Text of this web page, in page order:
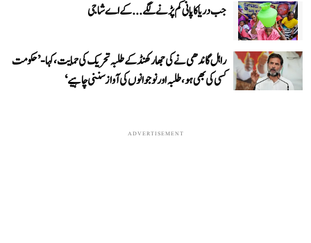
جب دریا کا پانی کم پڑنے لگے...کے اے شاجی
راہل گاندھی نے کی جھارکھنڈ کے طلبہ تحریک کی حمایت، کہا- ’حکومت
کسی کی بھی ہو، طلبہ اور نوجوانوں کی آواز سننی چاہیے‘
ADVERTISEMENT